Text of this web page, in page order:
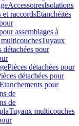
AccessoiresIsolations
et raccordsEtanchéités
assemblages à
Tuyaux
détachées pour
Pièces détachées pour
détachées pour
Etanchements pour
de
de
Tuyaux multicouches